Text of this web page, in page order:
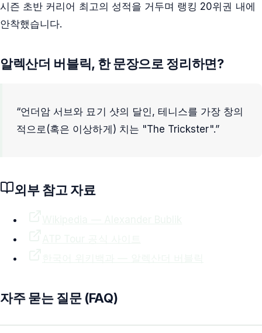
시즌 초반 커리어 최고의 성적을 거두며 랭킹 20위권 내에
안착했습니다.
알렉산더 버블릭, 한 문장으로 정리하면?
“언더암 서브와 묘기 샷의 달인, 테니스를 가장 창의
적으로(혹은 이상하게) 치는 "The Trickster".”
외부 참고 자료
자주 묻는 질문 (FAQ)